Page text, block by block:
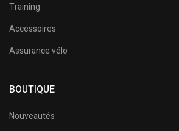
Training
Accessoires
Assurance vélo
BOUTIQUE
Nouveautés